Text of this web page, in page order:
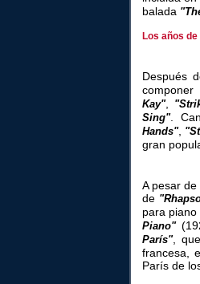
balada
Los años
Después
Kay",
Sing".
Hands",
gran
A pesar
de
para
Piano"
París",
francesa,
París de